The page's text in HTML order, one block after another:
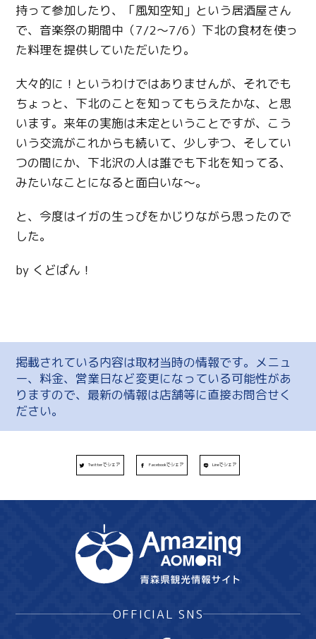
持って参加したり、「風知空知」という居酒屋さん
で、音楽祭の期間中（7/2～7/6）下北の食材を使っ
た料理を提供していただいたり。
大々的に！というわけではありませんが、それでも
ちょっと、下北のことを知ってもらえたかな、と思
います。来年の実施は未定ということですが、こう
いう交流がこれからも続いて、少しずつ、そしてい
つの間にか、下北沢の人は誰でも下北を知ってる、
みたいなことになると面白いな～。
と、今度はイガの生っぴをかじりながら思ったので
した。
by くどぱん！
掲載されている内容は取材当時の情報です。メニュ
ー、料金、営業日など変更になっている可能性があ
りますので、最新の情報は店舗等に直接お問合せく
ださい。
Twitterでシェア Facebookでシェア Lineでシェア
OFFICIAL SNS